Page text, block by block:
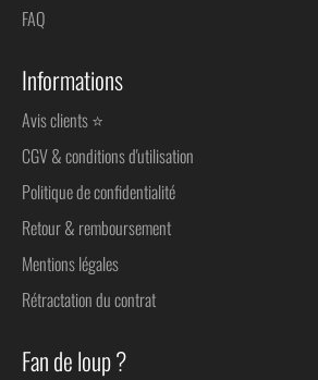
FAQ
Informations
Avis clients ⭐
CGV & conditions d'utilisation
Politique de confidentialité
Retour & remboursement
Mentions légales
Rétractation du contrat
Fan de loup ?